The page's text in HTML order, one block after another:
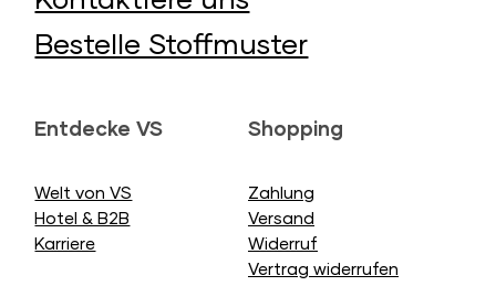
Bestelle Stoffmuster
Entdecke VS
Welt von VS
Hotel & B2B
Karriere
Shopping
Zahlung
Versand
Widerruf
Vertrag widerrufen